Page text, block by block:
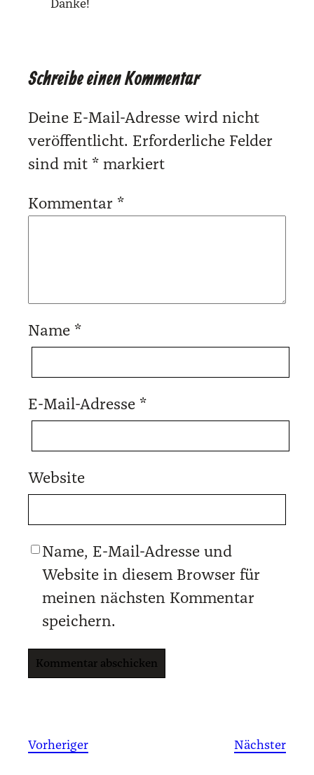
Dan­ke!
Schreibe einen Kommentar
Deine E-Mail-Adresse wird nicht
veröffentlicht. Erforderliche Felder
sind mit * markiert
Kommentar *
Name *
E-Mail-Adresse *
Website
Name, E-Mail-Adresse und
Website in diesem Browser für
meinen nächsten Kommentar
speichern.
Vorheriger Nächster